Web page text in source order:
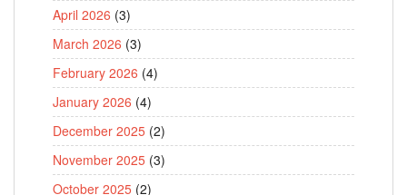
April 2026 (3)
March 2026 (3)
February 2026 (4)
January 2026 (4)
December 2025 (2)
November 2025 (3)
October 2025 (2)